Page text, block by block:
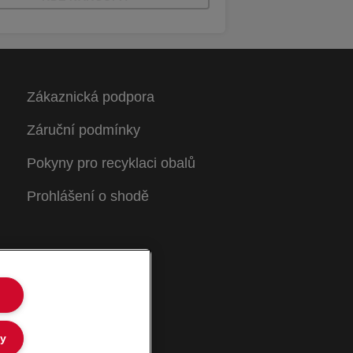
Zákaznická podpora
Záruční podmínky
Pokyny pro recyklaci obalů
Prohlášení o shodě